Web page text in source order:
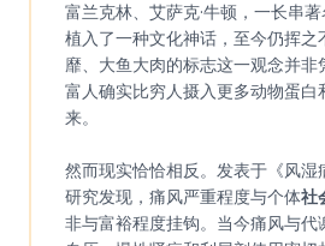
富兰克林、艾萨克·牛顿，一长串
植入了一种文化神话，至今仍挥之
靡、大鱼大肉的标志这一观念并非
富人确实比穷人摄入更多动物蛋白
来。
然而现实恰恰相反。发表于《风湿
研究发现，痛风严重程度与个体社
非与富裕程度挂钩。当今痛风与代